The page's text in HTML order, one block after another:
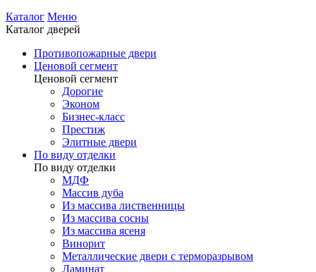
Каталог Меню
Каталог дверей
Противопожарные двери
Ценовой сегмент
Ценовой сегмент
Дорогие
Эконом
Бизнес-класс
Престиж
Элитные двери
По виду отделки
По виду отделки
МДФ
Массив дуба
Из массива лиственницы
Из массива сосны
Из массива ясеня
Винорит
Металлические двери с терморазрывом
Ламинат